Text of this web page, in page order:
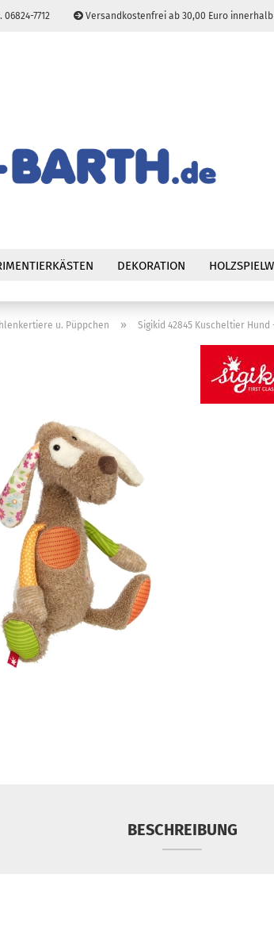
06824-7712 Versandkostenfrei ab 30,00 Euro
DEKORATION
u. Püppchen » Sigikid 42845 Kuscheltier
BESCHREIBUNG